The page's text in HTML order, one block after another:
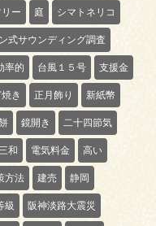
ー 庭 シマトネリコ
式サウンディング調査
率的 台風１５号 支援金
き 正月飾り 新紙幣
鏡開き 二十四節気
和 電気料金 高い
方法 建売 静岡
級 阪神淡路大震災